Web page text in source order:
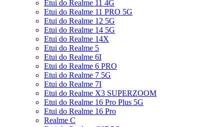
Etui do Realme 11 4G
Etui do Realme 11 PRO 5G
Etui do Realme 12 5G
Etui do Realme 14 5G
Etui do Realme 14X
Etui do Realme 5
Etui do Realme 6I
Etui do Realme 6 PRO
Etui do Realme 7 5G
Etui do Realme 7I
Etui do Realme X3 SUPERZOOM
Etui do Realme 16 Pro Plus 5G
Etui do Realme 16 Pro
Realme C